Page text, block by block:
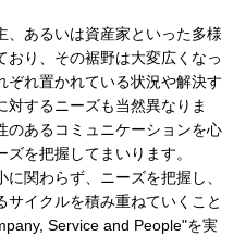
、あるいは資産家といった多様
おり、その裾野は大変広くなっ
ぞれ置かれている状況や解決す
するニーズも当然異なりま
のあるコミュニケーションを心
を把握してまいります。
関わらず、ニーズを把握し、
イクルを積み重ねていくこと
Service and People"を実